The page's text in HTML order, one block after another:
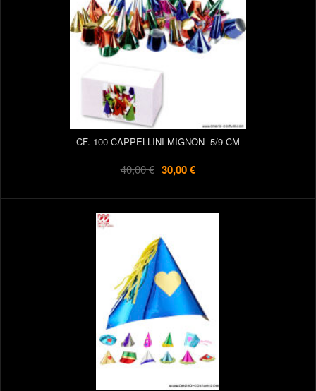
CF. 100 CAPPELLINI MIGNON- 5/9 CM
40,00 € 30,00 €